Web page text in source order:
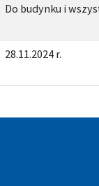
Do budynku i
28.11.2024 r.